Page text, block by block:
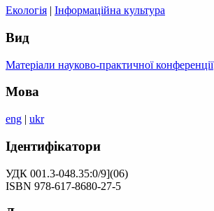
Екологія | Інформаційна культура
Вид
Матеріали науково-практичної конференції
Мова
eng | ukr
Ідентифікатори
УДК 001.3-048.35:0/9](06)
ISBN 978-617-8680-27-5